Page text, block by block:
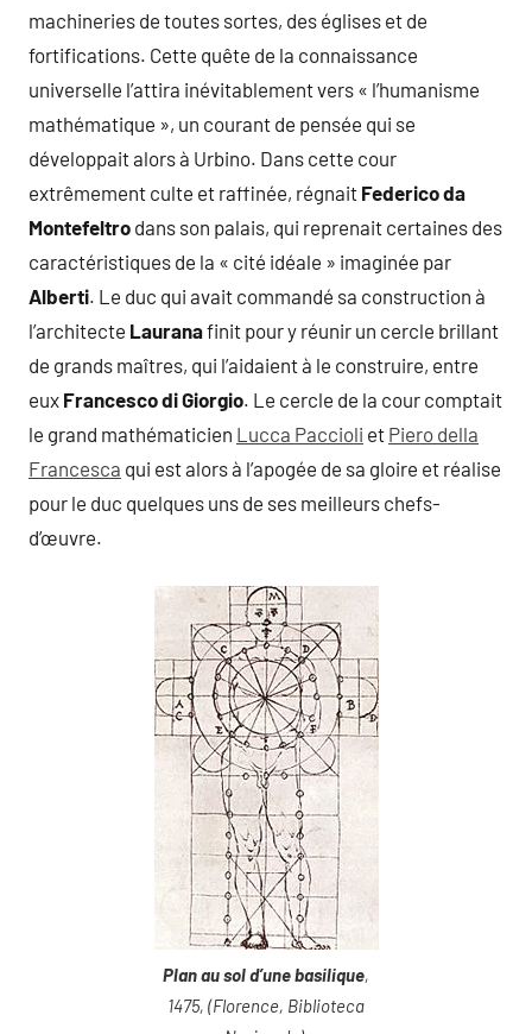
machineries de toutes sortes, des églises et de
fortifications. Cette quête de la connaissance
universelle l’attira inévitablement vers « l’humanisme
mathématique », un courant de pensée qui se
développait alors à Urbino. Dans cette cour
extrêmement culte et raffinée, régnait Federico da
Montefeltro dans son palais, qui reprenait certaines des
caractéristiques de la « cité idéale » imaginée par
Alberti. Le duc qui avait commandé sa construction à
l’architecte Lauranafinit pour y réunir un cercle brillant
de grands maîtres, qui l’aidaient à le construire, entre
eux Francesco di Giorgio. Le cercle de la cour comptait
le grand mathématicien Lucca Paccioli et Piero della
Francesca qui est alors à l’apogée de sa gloire et réalise
pour le duc quelques uns de ses meilleurs chefs-
d’œuvre.
Plan au sol d’une basilique,
1475, (Florence, Biblioteca